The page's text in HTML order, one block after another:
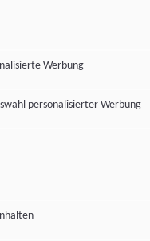
Werbung
personalisierter Werbung